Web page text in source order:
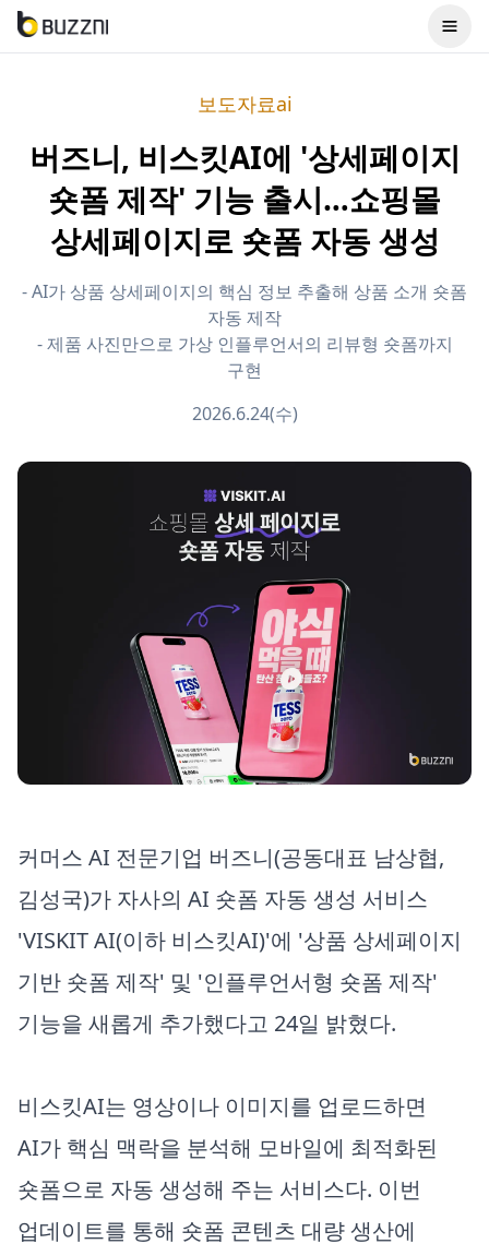
보도자료ai
버즈니, 비스킷AI에 '상세페이지
숏폼 제작' 기능 출시…쇼핑몰
상세페이지로 숏폼 자동 생성
- AI가 상품 상세페이지의 핵심 정보 추출해 상품 소개 숏폼
자동 제작
- 제품 사진만으로 가상 인플루언서의 리뷰형 숏폼까지
구현
2026.6.24(수)
커머스 AI 전문기업 버즈니(공동대표 남상협,
김성국)가 자사의 AI 숏폼 자동 생성 서비스
'VISKIT AI(이하 비스킷AI)'에 '상품 상세페이지
기반 숏폼 제작' 및 '인플루언서형 숏폼 제작'
기능을 새롭게 추가했다고 24일 밝혔다.
비스킷AI는 영상이나 이미지를 업로드하면
AI가 핵심 맥락을 분석해 모바일에 최적화된
숏폼으로 자동 생성해 주는 서비스다. 이번
업데이트를 통해 숏폼 콘텐츠 대량 생산에